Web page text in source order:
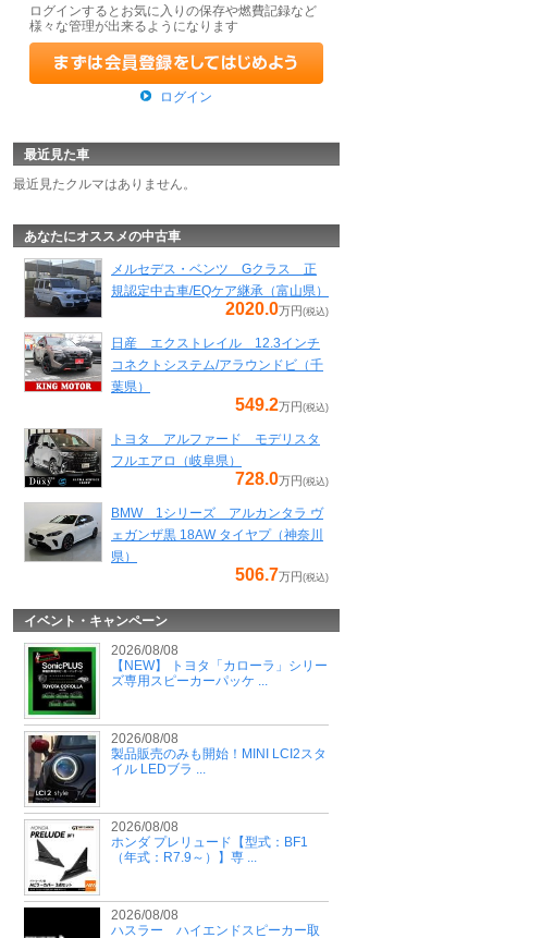
ログインするとお気に入りの保存や燃費記録など
様々な管理が出来るようになります
ログイン
最近見た車
最近見たクルマはありません。
あなたにオススメの中古車
メルセデス・ベンツ Gクラス 正
規認定中古車/EQケア継承（富山県）
2020.0万円(税込)
日産 エクストレイル 12.3インチ
コネクトシステム/アラウンドビ（千
葉県）
549.2万円(税込)
トヨタ アルファード モデリスタ
フルエアロ（岐阜県）
728.0万円(税込)
BMW 1シリーズ アルカンタラ ヴ
ェガンザ黒 18AW タイヤプ（神奈川
県）
506.7万円(税込)
イベント・キャンペーン
2026/08/08
【NEW】 トヨタ「カローラ」シリー
ズ専用スピーカーパッケ ...
2026/08/08
製品販売のみも開始！MINI LCI2スタ
イル LEDブラ ...
2026/08/08
ホンダ プレリュード【型式：BF1
（年式：R7.9～）】専 ...
2026/08/08
ハスラー ハイエンドスピーカー取